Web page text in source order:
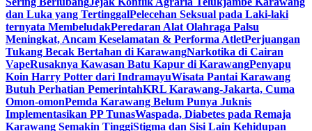
dan Luka yang TertinggalPelecehan Seksual pada Laki-laki
ternyata MembeludakPeredaran Alat Olahraga Palsu
Meningkat, Ancam Keselamatan & Performa AtletPerjuangan
Tukang Becak Bertahan di KarawangNarkotika di Cairan
VapeRusaknya Kawasan Batu Kapur di KarawangPenyapu
Koin Harry Potter dari IndramayuWisata Pantai Karawang
Butuh Perhatian PemerintahKRL Karawang-Jakarta, Cuma
Omon-omonPemda Karawang Belum Punya Juknis
Implementasikan PP TunasWaspada, Diabetes pada Remaja
Karawang Semakin TinggiStigma dan Sisi Lain Kehidupan